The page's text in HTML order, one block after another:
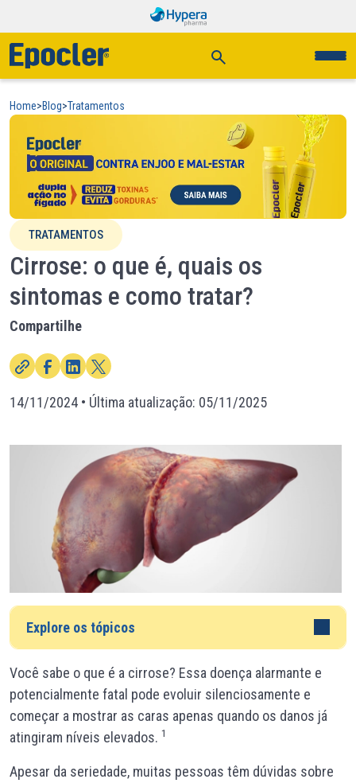
Home>Blog>Tratamentos
TRATAMENTOS
Cirrose: o que é, quais os
sintomas e como tratar?
Compartilhe
14/11/2024 • Última atualização: 05/11/2025
Explore os tópicos
Você sabe o que é a cirrose? Essa doença alarmante e
potencialmente fatal pode evoluir silenciosamente e
começar a mostrar as caras apenas quando os danos já
atingiram níveis elevados. 1
Apesar da seriedade, muitas pessoas têm dúvidas sobre